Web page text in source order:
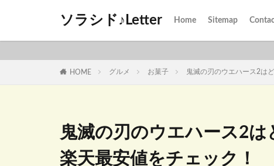
ソラシド♪Letter Home Sitemap
HOME グルメ お菓子 鬼滅の刃のウエハース2は
鬼滅の刃のウエハース2
楽天最安値をチェック！